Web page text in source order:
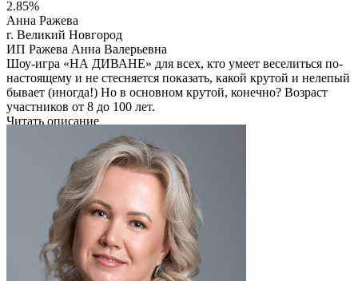
2.85%
Анна Ражева
г. Великий Новгород
ИП Ражева Анна Валерьевна
Шоу-игра «НА ДИВАНЕ» для всех, кто умеет веселиться по-
настоящему и не стесняется показать, какой крутой и нелепый
бывает (иногда!) Но в основном крутой, конечно? Возраст
участников от 8 до 100 лет.
Читать описание